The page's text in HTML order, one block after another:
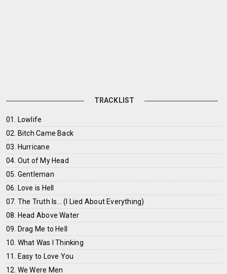
TRACKLIST
01. Lowlife
02. Bitch Came Back
03. Hurricane
04. Out of My Head
05. Gentleman
06. Love is Hell
07. The Truth Is... (I Lied About Everything)
08. Head Above Water
09. Drag Me to Hell
10. What Was I Thinking
11. Easy to Love You
12. We Were Men